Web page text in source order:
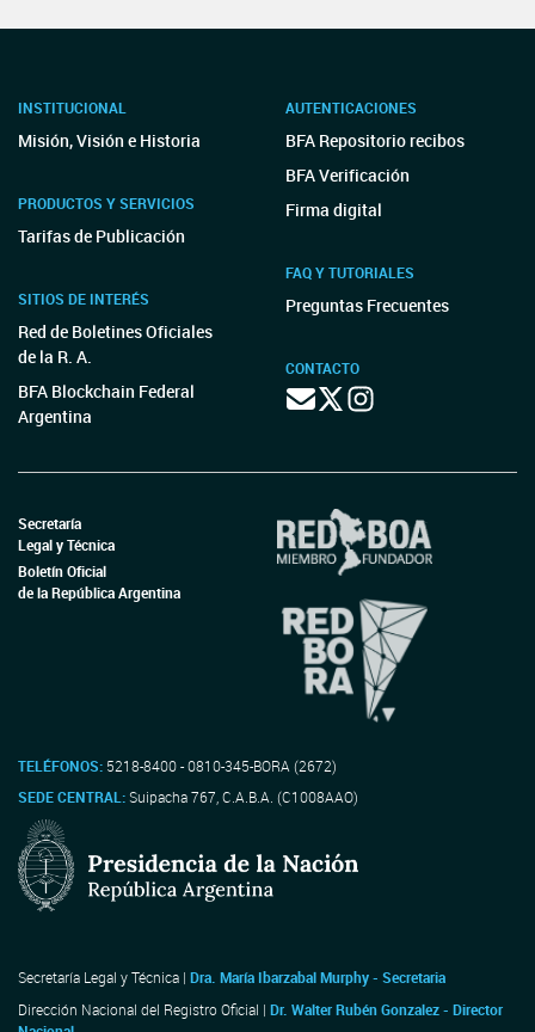
INSTITUCIONAL
Misión, Visión e Historia
PRODUCTOS Y SERVICIOS
Tarifas de Publicación
SITIOS DE INTERÉS
Red de Boletines Oficiales
de la R. A.
BFA Blockchain Federal
Argentina
AUTENTICACIONES
BFA Repositorio recibos
BFA Verificación
Firma digital
FAQ Y TUTORIALES
Preguntas Frecuentes
CONTACTO
Secretaría
Legal y Técnica
Boletín Oficial
de la República Argentina
TELÉFONOS: 5218-8400 - 0810-345-BORA (2672)
SEDE CENTRAL:Suipacha 767, C.A.B.A. (C1008AAO)
Secretaría Legal y Técnica | Dra. María Ibarzabal Murphy - Secretaria
Dirección Nacional del Registro Oficial | Dr. Walter Rubén Gonzalez - Director